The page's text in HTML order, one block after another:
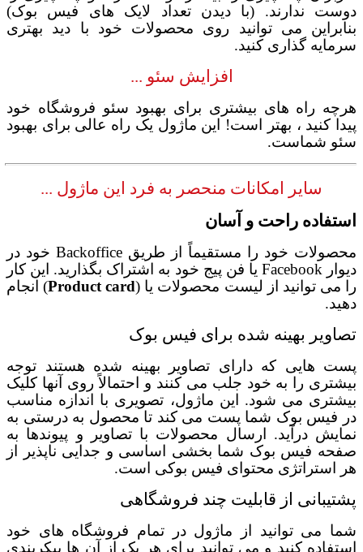
دوست ندارند. (با دیدن تعداد لایک های فیس بوک)
بنابراین می توانید روی محصولات خود با دید بهتری
سرمایه گذاری کنید.
افزایش سئو ...
هرچه راه های بیشتری برای بهبود سئو فروشگاه خود
پیدا کنید ، بهتر است! این ماژول یک راه عالی برای بهبود
سئو شماست.
سایر امکانات منحصر به فرد این ماژول ...
استفاده راحت و آسان
محصولات خود را مستقیماً از طریق Backoffice خود در
دیوارFacebook یا فن پیج خود به اشتراک بگذارید. این کار
را می توانید از لیست محصولات یا (Product card) انجام
دهید.
تصاویر بهینه شده برای فیس بوک
پست هایی که دارای تصاویر بهینه شده هستند توجه
بیشتری را به خود جلب می کنند و احتمالاً روی آنها کلیک
بیشتری می شود. این ماژول، تصویری با اندازه مناسب
در فیس بوک شما پست می کند تا محصول به درستی به
نمایش درآید. ارسال محصولات با تصاویر و پیوندها به
صفحه فیس بوک شما بخشی اساسی و جدایی ناپذیر از
هر استراتژی محتوای فیس بوکی است.
پشتیبانی از قابلیت چند فروشگاهی
شما می توانید از ماژول در تمام فروشگاه های خود
استفاده کنید و می توانید برای هر یک از آن ها پیکربندی